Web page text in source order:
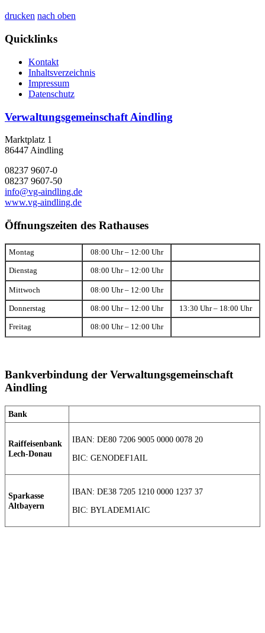
drucken nach oben
Quicklinks
Kontakt
Inhaltsverzeichnis
Impressum
Datenschutz
Verwaltungsgemeinschaft Aindling
Marktplatz 1
86447 Aindling
08237 9607-0
08237 9607-50
info@vg-aindling.de
www.vg-aindling.de
Öffnungszeiten des Rathauses
Montag 08:00 Uhr – 12:00 Uhr
Dienstag 08:00 Uhr – 12:00 Uhr
Mittwoch 08:00 Uhr – 12:00 Uhr
Donnerstag 08:00 Uhr – 12:00 Uhr 13:30 Uhr – 18:00 Uhr
Freitag 08:00 Uhr – 12:00 Uhr
Bankverbindung der Verwaltungsgemeinschaft
Aindling
Bank
Raiffeisenbank
Lech-Donau
IBAN: DE80 7206 9005 0000 0078 20
BIC: GENODEF1AIL
Sparkasse
Altbayern
IBAN: DE38 7205 1210 0000 1237 37
BIC: BYLADEM1AIC